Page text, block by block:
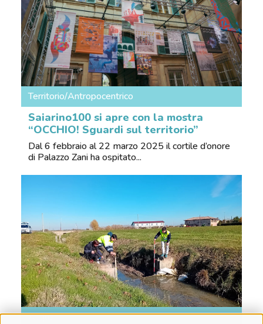
Territorio/Antropocentrico
Saiarino100 si apre con la mostra
“OCCHIO! Sguardi sul territorio”
Dal 6 febbraio al 22 marzo 2025 il cortile d’onore
di Palazzo Zani ha ospitato...
Acqua